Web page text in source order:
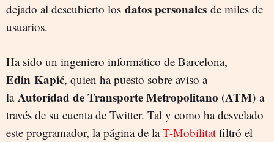
dejado al descubierto los datos personales de miles de
usuarios.
Ha sido un ingeniero informático de Barcelona,
Edin Kapić, quien ha puesto sobre aviso a
la Autoridad de Transporte Metropolitano (ATM) a
través de su cuenta de Twitter. Tal y como ha desvelado
este programador, la página de laT-Mobilitat filtró el